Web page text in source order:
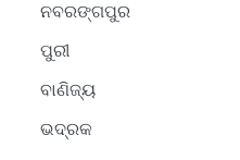
ନବରଙ୍ଗପୁର
ପୁରୀ
ବାଣିଜ୍ୟ
ଭଦ୍ରକ